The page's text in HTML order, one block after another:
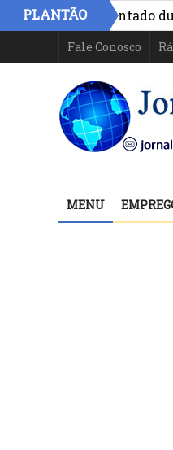
PLANTÃO
é apresentado durante
Fale Conosco
MENU